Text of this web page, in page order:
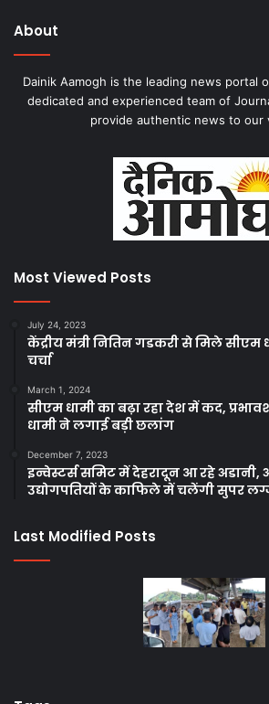
About
Dainik Aamogh is the leading news portal
dedicated and experienced team of
provide authentic news to our
Most Viewed Posts
July 24, 2023
केंद्रीय मंत्री नितिन गडकरी से मिले सीएम
चर्चा
March 1, 2024
सीएम धामी का बढ़ा रहा देश में कद,
धामी ने लगाई बड़ी छलांग
December 7, 2023
इन्वेस्टर्स समिट में देहरादून आ रहे अडानी,
उद्योगपतियों के काफिले में चलेंगी सुपर
Last Modified Posts